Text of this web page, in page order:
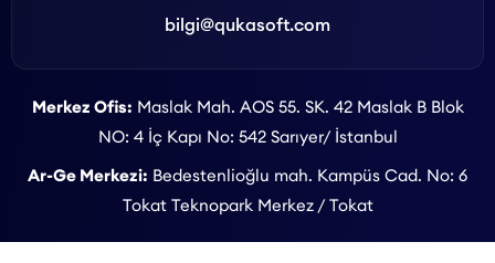
bilgi@qukasoft.com
Merkez Ofis: Maslak Mah. AOS 55. SK. 42 Maslak B Blok
NO: 4 İç Kapı No: 542 Sarıyer/ İstanbul
Ar-Ge Merkezi: Bedestenlioğlu mah. Kampüs Cad. No: 6
Tokat Teknopark Merkez / Tokat